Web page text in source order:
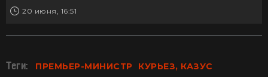
20 июня, 16:51
Теги: ПРЕМЬЕР-МИНИСТР
КУРЬЕЗ, КАЗУС